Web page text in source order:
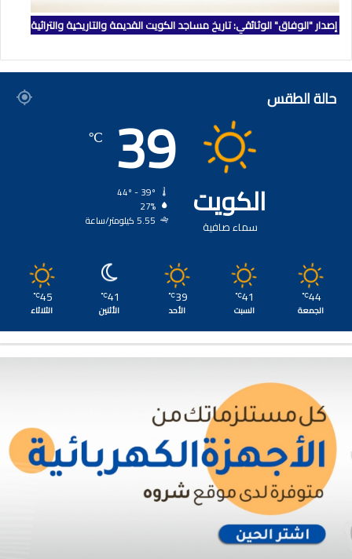
إصدار "الوفاق" الوثائقي: تاريخ مساجد الكويت القديمة والتاريخية والتراثية
حالة الطقس
الكويت
سماء صافية
39
℃
27%
5.55 كيلومتر/ساعة
44
℃
الجمعة
41
℃
السبت
39
℃
الأحد
41
℃
الأثنين
45
℃
الثلاثاء